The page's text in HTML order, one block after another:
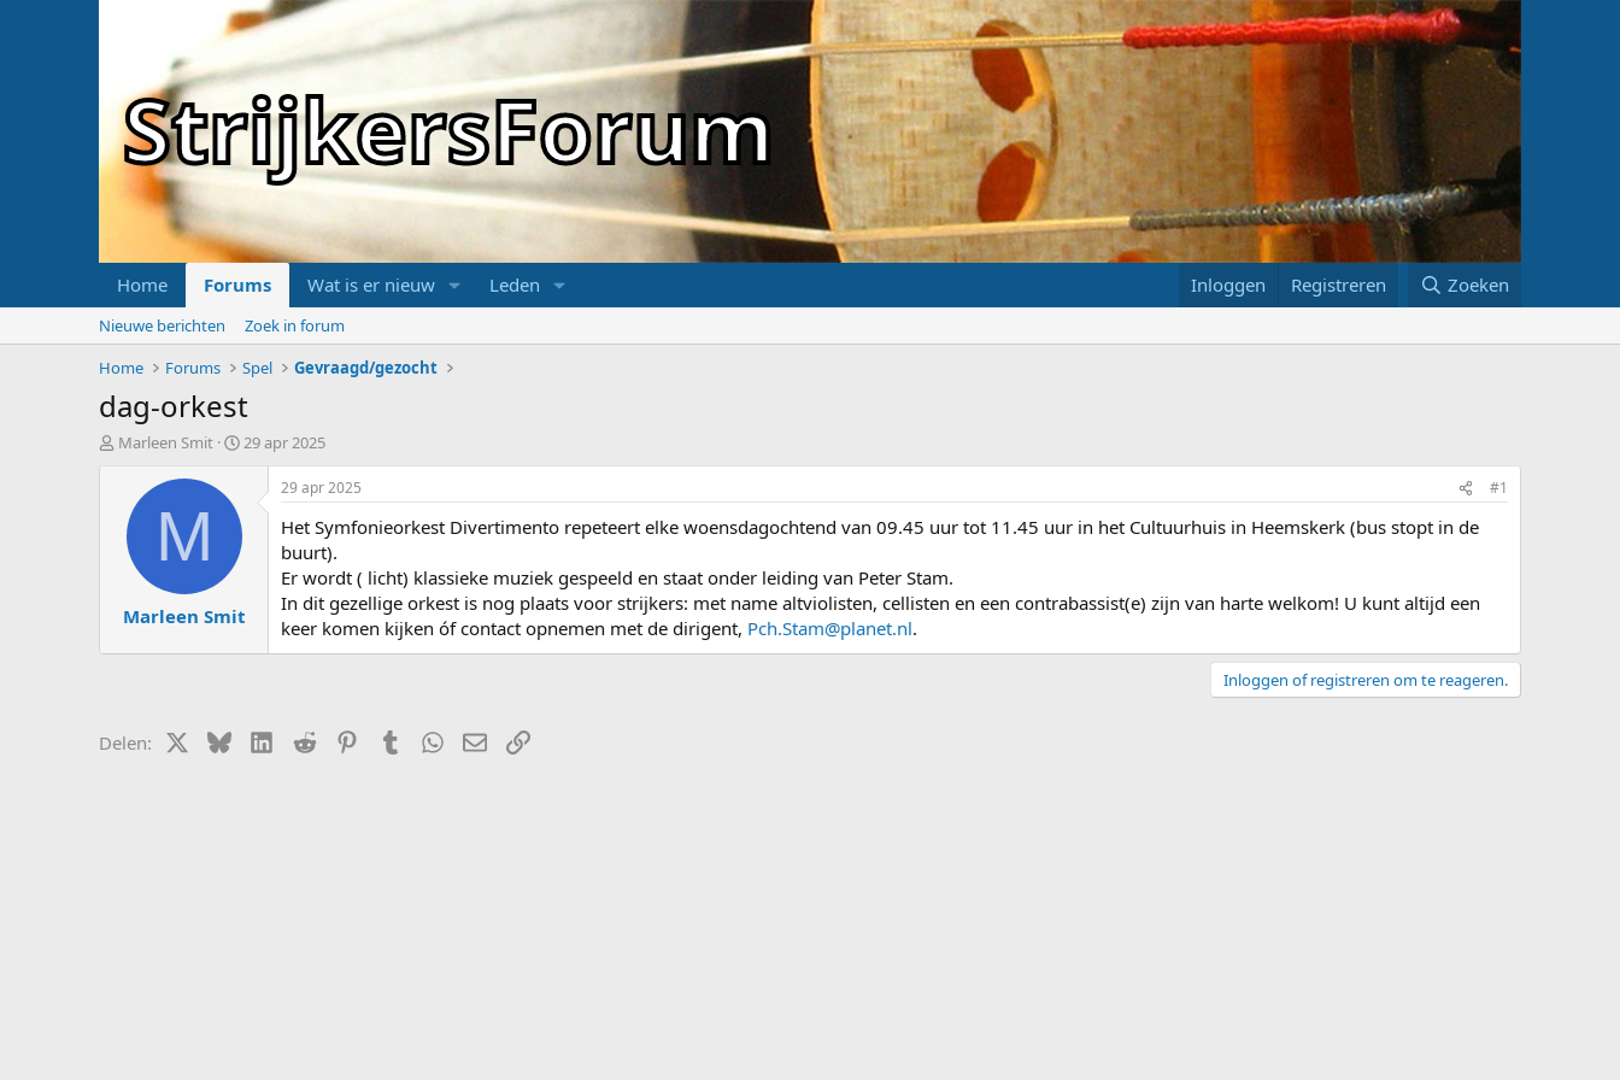
StrijkersForum
Home Forums Wat is er nieuw Leden Inloggen Registreren Zoeken
Nieuwe berichten
Zoek in forum
Home
Forums Spel Gevraagd/gezocht
dag-orkest
T
e
Marleen Smit
S
u
29 apr 2025
M
Marleen Smit
29 apr 2025 #1
Het Symfonieorkest Divertimento repeteert elke woensdagochtend van 09.45 uur tot 11.45 uur in het Cultuurhuis in Heemskerk (bus stopt in de
buurt).
Er wordt ( licht) klassieke muziek gespeeld en staat onder leiding van Peter Stam.
In dit gezellige orkest is nog plaats voor strijkers: met name altviolisten, cellisten en een contrabassist(e) zijn van harte welkom! U kunt altijd een
keer komen kijken óf contact opnemen met de dirigent, Pch.Stam@planet.nl.
Inloggen of registreren om te reageren.
Delen: X (Twitter)
BlueskyLinkedIn
Reddit PinterestTumblrWhatsApp
E-mailLink